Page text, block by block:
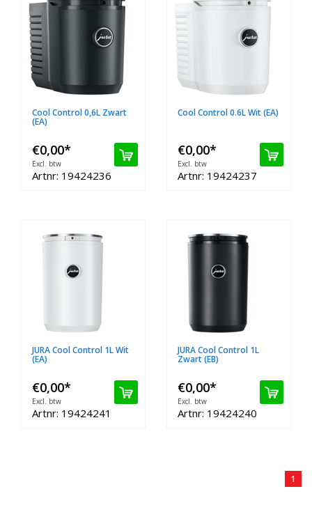
Cool Control 0,6L Zwart
(EA)
€0,00*
Excl. btw
Artnr: 19424236
Cool Control 0.6L Wit (EA)
€0,00*
Excl. btw
Artnr: 19424237
JURA Cool Control 1L Wit
(EA)
€0,00*
Excl. btw
Artnr: 19424241
JURA Cool Control 1L
Zwart (EB)
€0,00*
Excl. btw
Artnr: 19424240
1